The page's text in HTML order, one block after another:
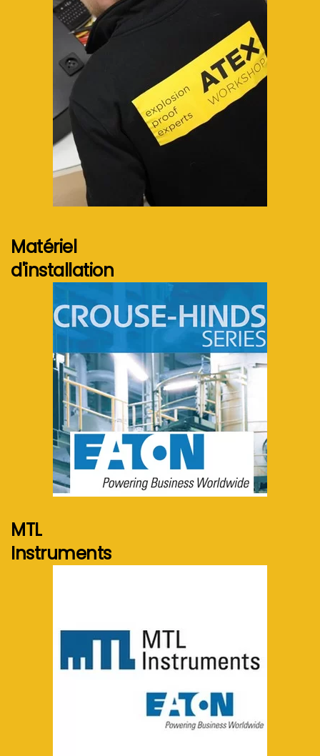
Voir plus...
Matériel
d'installation
Voir plus...
MTL
Instruments